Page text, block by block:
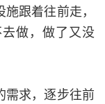
跟着往前走，
做，做了又没
需求，逐步往前